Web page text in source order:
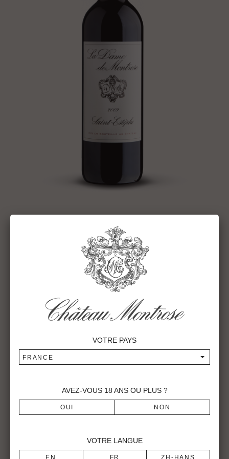
LA DAME DE MONTROSE
Caractéristiques générales du Millésime
Episodes pluvieux réguliers et températures très douces
Cependant, les étapes-clefs du cycle végétatif de la vigne
(floraison et nouaison) se sont déroulées dans d’excellentes
Montrose nous a aidés à lutter efficacement contre la
pression parasitaire, grâce aux capacités drainantes de ses
sols de graves associées à l’air océanique qui balaie et
Au cours de l’été, un temps sec et chaud s’est imposé et
s’est maintenu jusqu’à l’aube de l’automne, permettant aux
baies de grossir et de vérer parfaitement, et nous autorisant
Notre obsession fut de trouver cet équilibre si fragile entre
VOTRE PAYS
FRANCE
AVEZ-VOUS 18 ANS OU PLUS ?
VOTRE LANGUE